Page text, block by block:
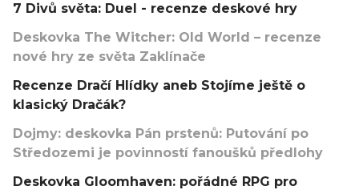
7 Divů světa: Duel - recenze deskové hry
Deskovka The Witcher: Old World – recenze
nové hry ze světa Zaklínače
Recenze Dračí Hlídky aneb Stojíme ještě o
klasický Dračák?
Dojmy: deskovka Pán prstenů: Putování po
Středozemi je povinností fanoušků předlohy
Deskovka Gloomhaven: pořádné RPG pro